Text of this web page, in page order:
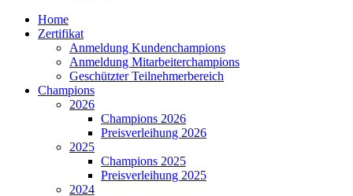
Home
Zertifikat
Anmeldung Kundenchampions
Anmeldung Mitarbeiterchampions
Geschützter Teilnehmerbereich
Champions
2026
Champions 2026
Preisverleihung 2026
2025
Champions 2025
Preisverleihung 2025
2024